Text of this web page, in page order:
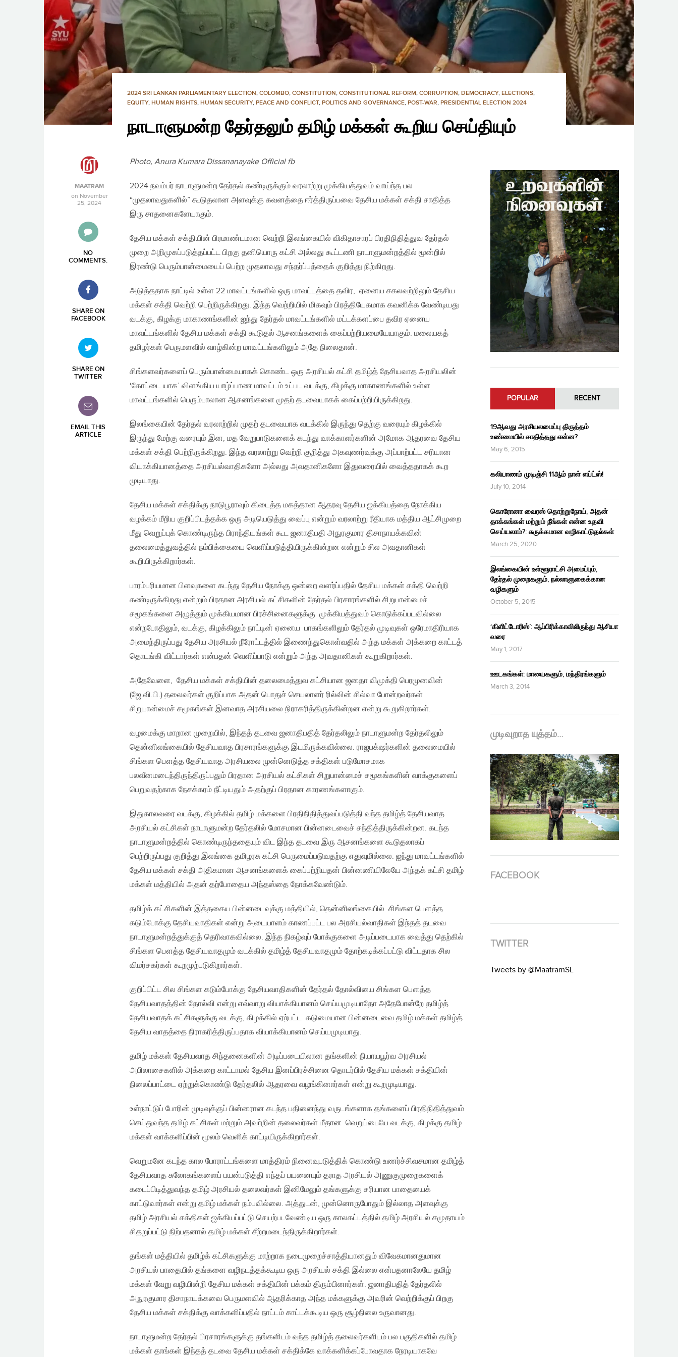
2024 SRI LANKAN PARLIAMENTARY ELECTION, COLOMBO, CONSTITUTION, CONSTITUTIONAL REFORM, CORRUPTION, DEMOCRACY, ELECTIONS,
EQUITY, HUMAN RIGHTS, HUMAN SECURITY, PEACE AND CONFLICT, POLITICS AND GOVERNANCE, POST-WAR, PRESIDENTIAL ELECTION 2024
நாடாளுமன்ற தேர்தலும் தமிழ் மக்கள் கூறிய செய்தியும்
MAATRAM
on November
25, 2024
NO
COMMENTS.
SHARE ON
FACEBOOK
SHARE ON
TWITTER
EMAIL THIS
ARTICLE
Photo, Anura Kumara Dissananayake Official fb
2024 நவம்பர் நாடாளுமன்ற தேர்தல் கண்டிருக்கும் வரலாற்று முக்கியத்துவம் வாய்ந்த பல
“முதலாவதுகளில்” கூடுதலான அளவுக்கு கவனத்தை ஈர்த்திருப்பவை தேசிய மக்கள் சக்தி சாதித்த
இரு சாதனைகளேயாகும்.
தேசிய மக்கள் சக்தியின் பிரமாண்டமான வெற்றி இலங்கையில் விகிதாசாரப் பிரதிநிதித்துவ தேர்தல்
முறை அறிமுகப்படுத்தப்பட்ட பிறகு தனியொரு கட்சி அல்லது கூட்டணி நாடாளுமன்றத்தில் மூன்றில்
இரண்டு பெரும்பான்மையைப் பெற்ற முதலாவது சந்தர்ப்பத்தைக் குறித்து நிற்கிறது.
அடுத்ததாக நாட்டில் உள்ள 22 மாவட்டங்களில் ஒரு மாவட்டத்தை தவிர, ஏனைய சகலவற்றிலும் தேசிய
மக்கள் சக்தி வெற்றி பெற்றிருக்கிறது. இந்த வெற்றியில் மிகவும் பிரத்தியேகமாக கவனிக்க வேண்டியது
வடக்கு, கிழக்கு மாகாணங்களின் ஐந்து தேர்தல் மாவட்டங்களில் மட்டக்களப்பை தவிர ஏனைய
மாவட்டங்களில் தேசிய மக்கள் சக்தி கூடுதல் ஆசனங்களைக் கைப்பற்றியமையேயாகும். மலையகத்
தமிழர்கள் பெருமளவில் வாழ்கின்ற மாவட்டங்களிலும் அதே நிலைதான்.
சிங்களவர்களைப் பெரும்பான்மையாகக் கொண்ட ஒரு அரசியல் கட்சி தமிழ்த் தேசியவாத அரசியலின்
‘கோட்டை யாக’ விளங்கிய யாழ்ப்பாண மாவட்டம் உட்பட வடக்கு, கிழக்கு மாகாணங்களில் உள்ள
மாவட்டங்களில் பெரும்பாலான ஆசனங்களை முதற் தடவையாகக் கைப்பற்றியிருக்கிறது.
இலங்கையின் தேர்தல் வரலாற்றில் முதற் தடவையாக வடக்கில் இருந்து தெற்கு வரையும் கிழக்கில்
இருந்து மேற்கு வரையும் இன, மத வேறுபாடுகளைக் கடந்து வாக்காளர்களின் அமோக ஆதரவை தேசிய
மக்கள் சக்தி பெற்றிருக்கிறது. இந்த வரலாற்று வெற்றி குறித்து அகவுணர்வுக்கு அப்பாற்பட்ட சரியான
வியாக்கியானத்தை அரசியல்வாதிகளோ அல்லது அவதானிகளோ இதுவரையில் வைத்ததாகக் கூற
முடியாது.
தேசிய மக்கள் சக்திக்கு நாடுபூராவும் கிடைத்த மகத்தான ஆதரவு தேசிய ஐக்கியத்தை நோக்கிய
வழக்கம் மீறிய குறிப்பிடத்தக்க ஒரு அடியெடுத்து வைப்பு என்றும் வரலாற்று ரீதியாக மத்திய ஆட்சிமுறை
மீது வெறுப்புக் கொண்டிருந்த பிராந்தியங்கள் கூட ஜனாதிபதி அநுரகுமார திசாநாயக்கவின்
தலைமைத்துவத்தில் நம்பிக்கையை வெளிப்படுத்தியிருக்கின்றன என்றும் சில அவதானிகள்
கூறியிருக்கிறார்கள்.
பாரம்பரியமான பிளவுகளை கடந்து தேசிய நோக்கு ஒன்றை வளர்ப்பதில் தேசிய மக்கள் சக்தி வெற்றி
கண்டிருக்கிறது என்றும் பிரதான அரசியல் கட்சிகளின் தேர்தல் பிரசாரங்களில் சிறுபான்மைச்
சமூகங்களை அழுத்தும் முக்கியமான பிரச்சினைகளுக்கு முக்கியத்துவம் கொடுக்கப்படவில்லை
என்றபோதிலும், வடக்கு, கிழக்கிலும் நாட்டின் ஏனைய பாகங்களிலும் தேர்தல் முடிவுகள் ஒரேமாதிரியாக
அமைந்திருப்பது தேசிய அரசியல் நீரோட்டத்தில் இணைந்துகொள்வதில் அந்த மக்கள் அக்கறை காட்டத்
தொடங்கி விட்டார்கள் என்பதன் வெளிப்பாடு என்றும் அந்த அவதானிகள் கூறுகிறார்கள்.
அதேவேளை, தேசிய மக்கள் சக்தியின் தலைமைத்துவ கட்சியான ஜனதா விமுக்தி பெரமுனவின்
(ஜே.வி.பி.) தலைவர்கள் குறிப்பாக அதன் பொதுச் செயலாளர் ரில்வின் சில்வா போன்றவர்கள்
சிறுபான்மைச் சமூகங்கள் இனவாத அரசியலை நிராகரித்திருக்கின்றன என்று கூறுகிறார்கள்.
வழமைக்கு மாறான முறையில், இந்தத் தடவை ஜனாதிபதித் தேர்தலிலும் நாடாளுமன்ற தேர்தலிலும்
தென்னிலங்கையில் தேசியவாத பிரசாரங்களுக்கு இடமிருக்கவில்லை. ராஜபக்‌ஷர்களின் தலைமையில்
சிங்கள பௌத்த தேசியவாத அரசியலை முன்னெடுத்த சக்திகள் படுமோசமாக
பலவீனமடைந்திருந்திருப்பதும் பிரதான அரசியல் கட்சிகள் சிறுபான்மைச் சமூகங்களின் வாக்குகளைப்
பெறுவதற்காக நேசக்கரம் நீட்டியதும் அதற்குப் பிரதான காரணங்களாகும்.
இதுகாலவரை வடக்கு, கிழக்கில் தமிழ் மக்களை பிரதிநிதித்துவப்படுத்தி வந்த தமிழ்த் தேசியவாத
அரசியல் கட்சிகள் நாடாளுமன்ற தேர்தலில் மோசமான பின்னடைவைச் சந்தித்திருக்கின்றன. கடந்த
நாடாளுமன்றத்தில் கொண்டிருந்ததையும் விட இந்த தடவை இரு ஆசனங்களை கூடுதலாகப்
பெற்றிருப்பது குறித்து இலங்கை தமிழரசு கட்சி பெருமைப்படுவதற்கு எதுவுமில்லை. ஐந்து மாவட்டங்களில்
தேசிய மக்கள் சக்தி அதிகமான ஆசனங்களைக் கைப்பற்றியதன் பின்னணியிலேயே அந்தக் கட்சி தமிழ்
மக்கள் மத்தியில் அதன் தற்போதைய அந்தஸ்தை நோக்கவேண்டும்.
தமிழ்க் கட்சிகளின் இத்தகைய பின்னடைவுக்கு மத்தியில், தென்னிலங்கையில் சிங்கள பௌத்த
கடும்போக்கு தேசியவாதிகள் என்று அடையாளம் காணப்பட்ட பல அரசியல்வாதிகள் இந்தத் தடவை
நாடாளுமன்றத்துக்குத் தெரிவாகவில்லை. இந்த நிகழ்வுப் போக்குகளை அடிப்படையாக வைத்து தெற்கில்
சிங்கள பௌத்த தேசியவாதமும் வடக்கில் தமிழ்த் தேசியவாதமும் தோற்கடிக்கப்பட்டு விட்டதாக சில
விமர்சகர்கள் கூறமுற்படுகிறார்கள்.
குறிப்பிட்ட சில சிங்கள கடும்போக்கு தேசியவாதிகளின் தேர்தல் தோல்வியை சிங்கள பௌத்த
தேசியவாதத்தின் தோல்வி என்று எவ்வாறு வியாக்கியானம் செய்யமுடியாதோ அதேபோன்றே தமிழ்த்
தேசியவாதக் கட்சிகளுக்கு வடக்கு, கிழக்கில் ஏற்பட்ட கடுமையான பின்னடைவை தமிழ் மக்கள் தமிழ்த்
தேசிய வாதத்தை நிராகரித்திருப்பதாக வியாக்கியானம் செய்யமுடியாது.
தமிழ் மக்கள் தேசியவாத சிந்தனைகளின் அடிப்படையிலான தங்களின் நியாயபூர்வ அரசியல்
அபிலாசைகளில் அக்கறை காட்டாமல் தேசிய இனப்பிரச்சினை தொடர்பில் தேசிய மக்கள் சக்தியின்
நிலைப்பாட்டை ஏற்றுக்கொண்டு தேர்தலில் ஆதரவை வழங்கினார்கள் என்று கூறமுடியாது.
உள்நாட்டுப் போரின் முடிவுக்குப் பின்னரான கடந்த பதினைந்து வருடங்களாக தங்களைப் பிரதிநிதித்துவம்
செய்துவந்த தமிழ் கட்சிகள் மற்றும் அவற்றின் தலைவர்கள் மீதான வெறுப்பையே வடக்கு, கிழக்கு தமிழ்
மக்கள் வாக்களிப்பின் மூலம் வெளிக் காட்டியிருக்கிறார்கள்.
வெறுமனே கடந்த கால போராட்டங்களை மாத்திரம் நினைவுபடுத்திக் கொண்டு உணர்ச்சிவசமான தமிழ்த்
தேசியவாத சுலோகங்களைப் பயன்படுத்தி எந்தப் பயனையும் தராத அரசியல் அணுகுமுறைகளைக்
கடைப்பிடித்துவந்த தமிழ் அரசியல் தலைவர்கள் இனிமேலும் தங்களுக்கு சரியான பாதையைக்
காட்டுவார்கள் என்று தமிழ் மக்கள் நம்பவில்லை. அத்துடன், முன்னொருபோதும் இல்லாத அளவுக்கு
தமிழ் அரசியல் சக்திகள் ஐக்கியப்பட்டு செயற்படவேண்டிய ஒரு காலகட்டத்தில் தமிழ் அரசியல் சமுதாயம்
சிதறுப்பட்டு நிற்பதனால் தமிழ் மக்கள் சீற்றமடைந்திருக்கிறார்கள்.
தங்கள் மத்தியில் தமிழ்க் கட்சிகளுக்கு மாற்றாக நடைமுறைச்சாத்தியானதும் விவேகமானதுமான
அரசியல் பாதையில் தங்களை வழிநடத்தக்கூடிய ஒரு அரசியல் சக்தி இல்லை என்பதனாலேயே தமிழ்
மக்கள் வேறு வழியின்றி தேசிய மக்கள் சக்தியின் பக்கம் திரும்பினார்கள். ஜனாதிபதித் தேர்தலில்
அநுரகுமார திசாநாயக்கவை பெருமளவில் ஆதரிக்காத அந்த மக்களுக்கு அவரின் வெற்றிக்குப் பிறகு
தேசிய மக்கள் சக்திக்கு வாக்களிப்பதில் நாட்டம் காட்டக்கூடிய ஒரு சூழ்நிலை உருவானது.
நாடாளுமன்ற தேர்தல் பிரசாரங்களுக்கு தங்களிடம் வந்த தமிழ்த் தலைவர்களிடம் பல பகுதிகளில் தமிழ்
மக்கள் தாங்கள் இந்தத் தடவை தேசிய மக்கள் சக்திக்கே வாக்களிக்கப்போவதாக நேரடியாகவே
POPULAR RECENT
19ஆவது அரசியலமைப்பு திருத்தம்
உண்மையில் சாதித்தது என்ன?
May 6, 2015
கலியாணம் முடிஞ்சி 11ஆம் நாள் எய்ட்ஸ்!
July 10, 2014
கொரோனா வைரஸ் தொற்றுநோய், அதன்
தாக்கங்கள் மற்றும் நீங்கள் என்ன உதவி
செய்யலாம்?: சுருக்கமான வழிகாட்டுதல்கள்
March 25, 2020
இலங்கையின் உள்ளூராட்சி அமைப்பும்,
தேர்தல் முறைகளும், நல்லாளுகைக்கான
வழிகளும்
October 5, 2015
‘கிளிட்டோரிஸ்’: ஆப்பிரிக்காவிலிருந்து ஆசியா
வரை
May 1, 2017
ஊடகங்கள்: மாயைகளும், மந்திரங்களும்
March 3, 2014
முடிவுறாத யுத்தம்…
FACEBOOK
TWITTER
Tweets by @MaatramSL